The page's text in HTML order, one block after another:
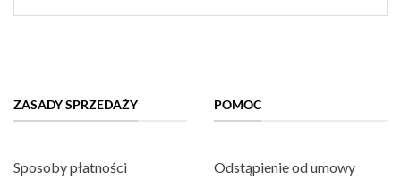
ZASADY SPRZEDAŻY
Sposoby płatności
POMOC
Odstąpienie od umowy